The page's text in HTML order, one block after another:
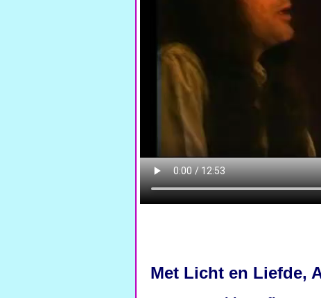
Met Licht en Liefde,